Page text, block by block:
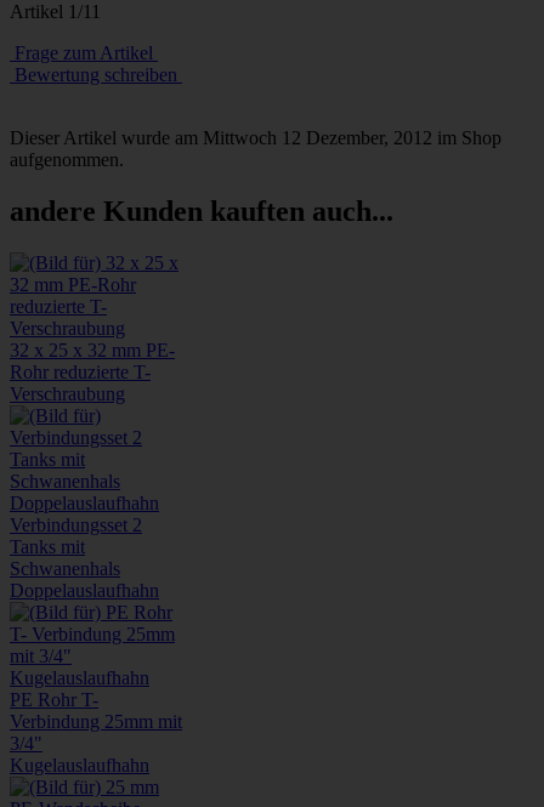
Artikel 1/11
Frage zum Artikel
Bewertung schreiben
Dieser Artikel wurde am Mittwoch 12 Dezember, 2012 im Shop
aufgenommen.
andere Kunden kauften auch...
32 x 25 x 32 mm PE-
Rohr reduzierte T-
Verschraubung
Verbindungsset 2
Tanks mit
Schwanenhals
Doppelauslaufhahn
PE Rohr T-
Verbindung 25mm mit
3/4"
Kugelauslaufhahn